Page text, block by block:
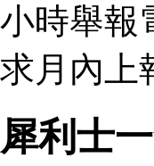
小時舉報
求月內上
犀利士